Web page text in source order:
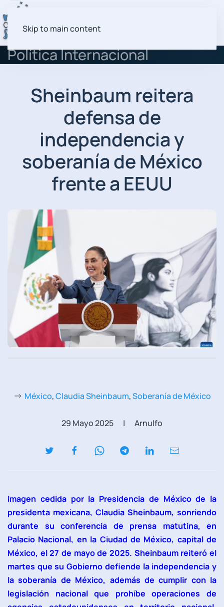
Skip to main content
Política Internacional
Sheinbaum reitera
defensa de
independencia y
soberanía de México
frente a EEUU
México,Claudia Sheinbaum,Soberanía de México
29 Mayo 2025 | Arnulfo
Imagen cedida por la Presidencia de México de la
presidenta mexicana, Claudia Sheinbaum, sonriendo
durante su conferencia de prensa matutina, en
Palacio Nacional, en la Ciudad de México, capital de
México, el 27 de mayo de 2025. Sheinbaum reiteró el
martes que su Gobierno defiende la independencia y
la soberanía de México, además de cumplir con la
legislación nacional que prohíbe operaciones de